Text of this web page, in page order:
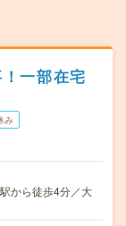
一部在宅
み
から徒歩4分／大